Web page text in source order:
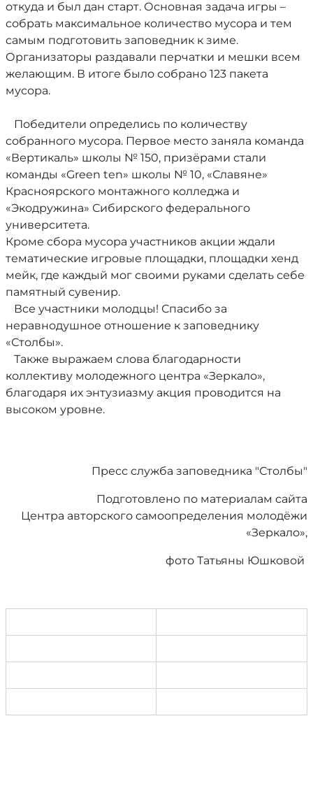
откуда и был дан старт. Основная задача игры –
собрать максимальное количество мусора и тем
самым подготовить заповедник к зиме.
Организаторы раздавали перчатки и мешки всем
желающим. В итоге было собрано 123 пакета
мусора.
Победители определись по количеству
собранного мусора. Первое место заняла команда
«Вертикаль» школы № 150, призёрами стали
команды «Green ten» школы № 10, «Славяне»
Красноярского монтажного колледжа и
«Экодружина» Сибирского федерального
университета.
Кроме сбора мусора участников акции ждали
тематические игровые площадки, площадки хенд
мейк, где каждый мог своими руками сделать себе
памятный сувенир.
Все участники молодцы! Спасибо за
неравнодушное отношение к заповеднику
«Столбы».
Также выражаем слова благодарности
коллективу молодежного центра «Зеркало»,
благодаря их энтузиазму акция проводится на
высоком уровне.
Пресс служба заповедника "Столбы"
Подготовлено по материалам сайта
Центра авторского самоопределения молодёжи
«Зеркало»,
фото Татьяны Юшковой